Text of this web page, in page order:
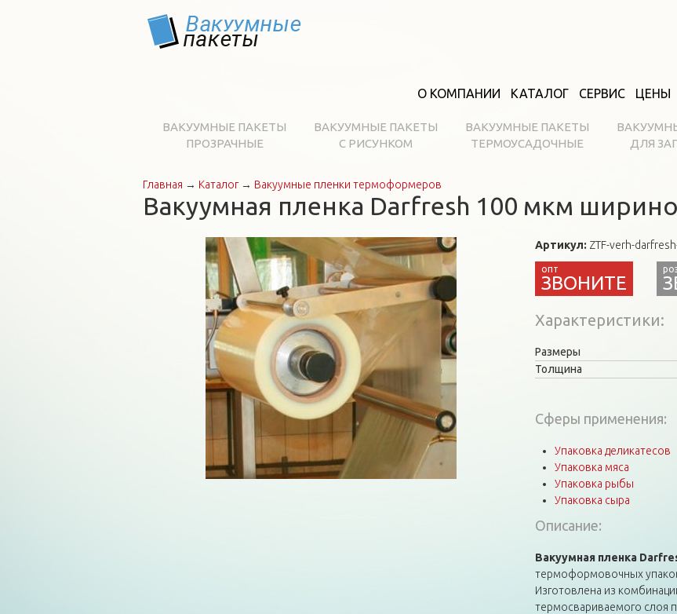
О КОМПАНИИ КАТАЛОГ СЕРВИС ЦЕНЫ
ВАКУУМНЫЕ ПАКЕТЫ
ПРОЗРАЧНЫЕ
ВАКУУМНЫЕ ПАКЕТЫ
С РИСУНКОМ
ВАКУУМНЫЕ ПАКЕТЫ
ТЕРМОУСАДОЧНЫЕ
ДЛЯ
Вы здесь
Главная → Каталог→ Вакуумные пленки термоформеров
Вакуумная пленка Darfresh 100 мкм
Артикул: ZTF-verh-
Характеристики
Размеры
Толщина
Сферы применения:
Упаковка деликатесов
Упаковка мяса
Упаковка рыбы
Упаковка сыра
Описание:
Вакуумная пленка
термоформовочных
Изготовлена из
термосвариваемого слоя